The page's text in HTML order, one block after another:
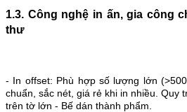
1.3. Công nghệ in ấn, gia công
thư
- In offset: Phù hợp số lượng lớn
chuẩn, sắc nét, giá rẻ khi in nhiều. Quy
trên tờ lớn - Bế dán thành phẩm.